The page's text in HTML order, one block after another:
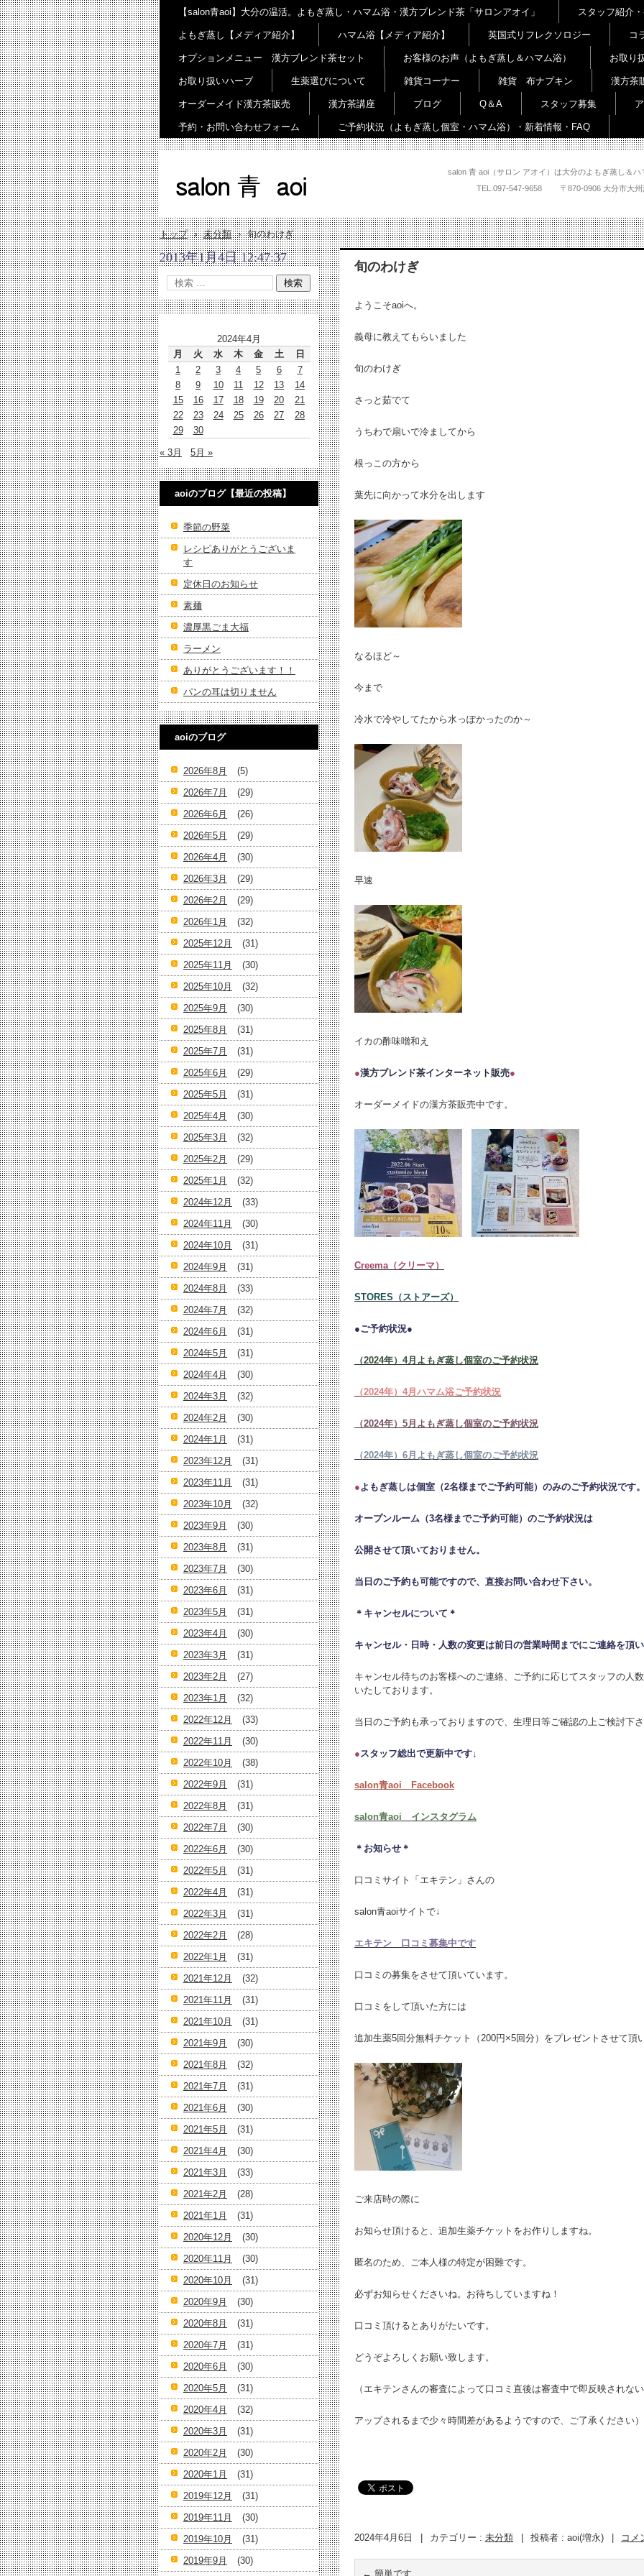
salon 青 aoi（サロン アオイ）は大分のよもぎ蒸し＆
TEL. 097-547-9658 〒870-0906 大分
【salon青aoi】大分の温活。よもぎ蒸し・ハマム浴・漢方ブレンド茶「サロンアオイ」 スタッフ紹介
よもぎ蒸し【メディア紹介】 ハマム浴【メディア紹介】 英国式リフレクソロジー コ
オプションメニュー 漢方ブレンド茶セット お客様のお声（よもぎ蒸し＆ハマム浴） お取り
お取り扱いハーブ 生薬選びについて 雑貨コーナー 雑貨 布ナプキン 漢方茶
オーダーメイド漢方茶販売 漢方茶講座 ブログ Q＆A スタッフ募集
予約・お問い合わせフォーム ご予約状況（よもぎ蒸し個室・ハマム浴）・新着情報・FAQ
トップ › 未分類 › 旬のわけぎ
旬のわけぎ
ようこそaoiへ。
義母に教えてもらいました
旬のわけぎ
さっと茹でて
うちわで扇いで冷ましてから
根っこの方から
葉先に向かって水分を出します
なるほど～
今まで
冷水で冷やしてたから水っぽかったのか～
早速
イカの酢味噌和え
●漢方ブレンド茶インターネット販売●
オーダーメイドの漢方茶販売中です。
Creema（クリーマ）
STORES（ストアーズ）
●ご予約状況●
（2024年）4月よもぎ蒸し個室のご予約状況
（2024年）4月ハマム浴ご予約状況
（2024年）5月よもぎ蒸し個室のご予約状況
（2024年）6月よもぎ蒸し個室のご予約状況
●よもぎ蒸しは個室（2名様までご予約可能）のみのご予約状況です
オープンルーム（3名様までご予約可能）のご予約状況は
公開させて頂いておりません。
当日のご予約も可能ですので、直接お問い合わせ下さい。
＊キャンセルについて＊
キャンセル・日時・人数の変更は前日の営業時間までにご連絡を頂
キャンセル待ちのお客様へのご連絡、ご予約に応じてスタッフの人
いたしております。
当日のご予約も承っておりますので、生理日等ご確認の上ご検討下
●スタッフ総出で更新中です↓
salon青aoi Facebook
salon青aoi インスタグラム
＊お知らせ＊
口コミサイト「エキテン」さんの
salon青aoiサイトで↓
エキテン 口コミ募集中です
口コミの募集をさせて頂いています。
口コミをして頂いた方には
追加生薬5回分無料チケット（200円×5回分）をプレゼントさせて頂
ご来店時の際に
お知らせ頂けると、追加生薬チケットをお作りしますね。
匿名のため、ご本人様の特定が困難です。
必ずお知らせくださいね。お待ちしていますね！
口コミ頂けるとありがたいです。
どうぞよろしくお願い致します。
（エキテンさんの審査によって口コミ直後は審査中で即反映されな
アップされるまで少々時間差があるようですので、ご了承ください）
2024年4月6日 カテゴリー : 未分類 投稿者 : aoi(増永) コメ
← 簡単です
2013年1月4日 12:47:37
2024年4月
月
火 水 木 金 土
日
1
2 3 4 5 6
7
8
9 10 11 12 13
14
15
16 17 18 19 20
21
22
23 24 25 26 27
28
29
30
« 3月 5月 »
aoiのブログ【最近の投稿】
季節の野菜
レシピありがとうございま
す
定休日のお知らせ
素麺
濃厚黒ごま大福
ラーメン
ありがとうございます！！
パンの耳は切りません
aoiのブログ
2026年8月
(5)
2026年7月
(29)
2026年6月
(26)
2026年5月
(29)
2026年4月
(30)
2026年3月
(29)
2026年2月
(29)
2026年1月
(32)
2025年12月
(31)
2025年11月
(30)
2025年10月
(32)
2025年9月
(30)
2025年8月
(31)
2025年7月
(31)
2025年6月
(29)
2025年5月
(31)
2025年4月
(30)
2025年3月
(32)
2025年2月
(29)
2025年1月
(32)
2024年12月
(33)
2024年11月
(30)
2024年10月
(31)
2024年9月
(31)
2024年8月
(33)
2024年7月
(32)
2024年6月
(31)
2024年5月
(31)
2024年4月
(30)
2024年3月
(32)
2024年2月
(30)
2024年1月
(31)
2023年12月
(31)
2023年11月
(31)
2023年10月
(32)
2023年9月
(30)
2023年8月
(31)
2023年7月
(30)
2023年6月
(31)
2023年5月
(31)
2023年4月
(30)
2023年3月
(31)
2023年2月
(27)
2023年1月
(32)
2022年12月
(33)
2022年11月
(30)
2022年10月
(38)
2022年9月
(31)
2022年8月
(31)
2022年7月
(30)
2022年6月
(30)
2022年5月
(31)
2022年4月
(31)
2022年3月
(31)
2022年2月
(28)
2022年1月
(31)
2021年12月
(32)
2021年11月
(31)
2021年10月
(31)
2021年9月
(30)
2021年8月
(32)
2021年7月
(31)
2021年6月
(30)
2021年5月
(31)
2021年4月
(30)
2021年3月
(33)
2021年2月
(28)
2021年1月
(31)
2020年12月
(30)
2020年11月
(30)
2020年10月
(31)
2020年9月
(30)
2020年8月
(31)
2020年7月
(31)
2020年6月
(30)
2020年5月
(31)
2020年4月
(32)
2020年3月
(31)
2020年2月
(30)
2020年1月
(31)
2019年12月
(31)
2019年11月
(30)
2019年10月
(31)
2019年9月
(30)